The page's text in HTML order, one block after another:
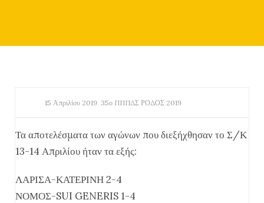
15 Απριλίου 2019 35ο ΠΠΠΔΣ ΡΟΔΟΣ 2019
Τα αποτελέσματα των αγώνων που διεξήχθησαν το Σ/Κ
13-14 Απριλίου ήταν τα εξής:
ΛΑΡΙΣΑ-ΚΑΤΕΡΙΝΗ 2-4
ΝΟΜΟΣ-SUI GENERIS 1-4